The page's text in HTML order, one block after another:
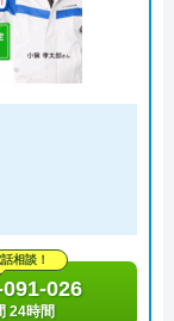
相談！
026
24時間